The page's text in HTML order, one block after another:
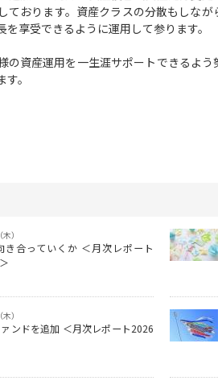
ております。資産クラスの分散もしなが
享受できるように運用して参ります。
の資産運用を一生涯サポートできるよ
。
）
き合っていくか ＜月次レポート
）
ンドを追加 ＜月次レポート2026